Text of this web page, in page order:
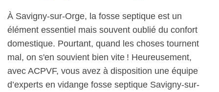
À Savigny-sur-Orge, la fosse septique est un
élément essentiel mais souvent oublié du confort
domestique. Pourtant, quand les choses tournent
mal, on s'en souvient bien vite ! Heureusement,
avec ACPVF, vous avez à disposition une équipe
d’experts en vidange fosse septique Savigny-sur-